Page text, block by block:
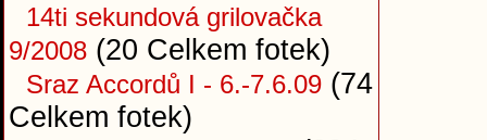
14ti sekundová grilovačka
9/2008 (20 Celkem fotek)
Sraz Accordů I - 6.-7.6.09 (74
Celkem fotek)